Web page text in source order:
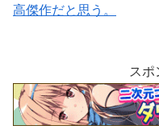
高傑作だと思う。
スポ